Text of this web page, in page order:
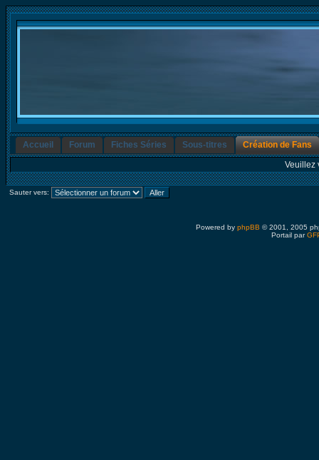
Accueil Forum Fiches Séries Sous-titres
Création de Fans
Veuillez
Sauter vers:
Powered by phpBB © 2001, 2005
Portail par